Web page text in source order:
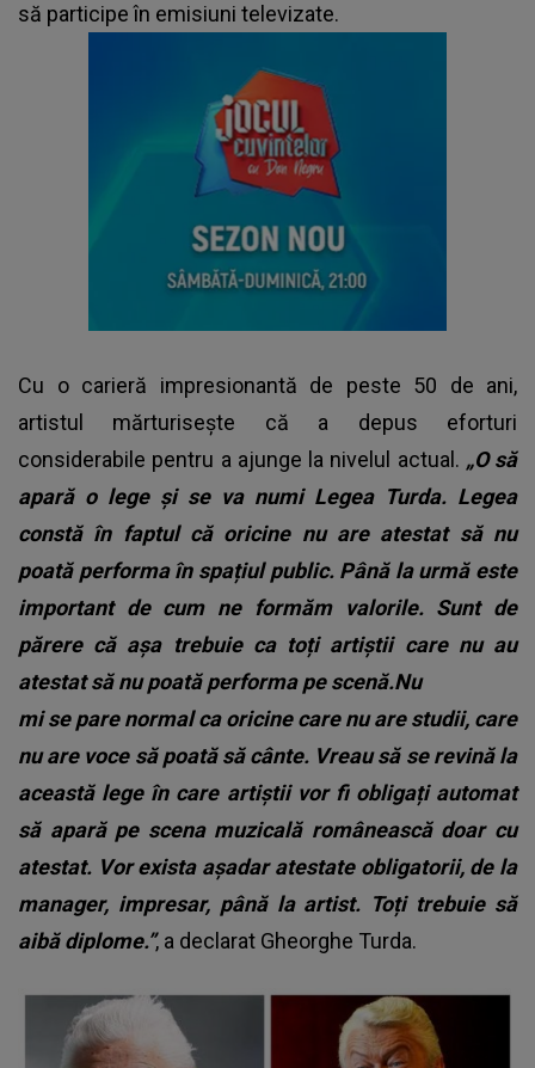
să participe în emisiuni televizate.
Cu o carieră impresionantă de peste 50 de ani,
artistul mărturisește că a depus eforturi
considerabile pentru a ajunge la nivelul actual. „O să
apară o lege și se va numi Legea Turda. Legea
constă în faptul că oricine nu are atestat să nu
poată performa în spațiul public. Până la urmă este
important de cum ne formăm valorile. Sunt de
părere că așa trebuie ca toți artiștii care nu au
atestat să nu poată performa pe scenă.Nu
mi se pare normal ca oricine care nu are studii, care
nu are voce să poată să cânte. Vreau să se revină la
această lege în care artiștii vor fi obligați automat
să apară pe scena muzicală românească doar cu
atestat. Vor exista așadar atestate obligatorii, de la
manager, impresar, până la artist. Toți trebuie să
aibă diplome.”, a declarat Gheorghe Turda.